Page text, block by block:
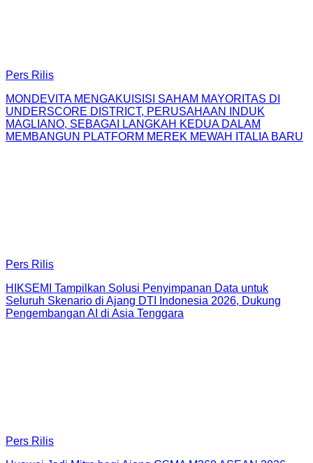
Pers Rilis
MONDEVITA MENGAKUISISI SAHAM MAYORITAS DI
UNDERSCORE DISTRICT, PERUSAHAAN INDUK
MAGLIANO, SEBAGAI LANGKAH KEDUA DALAM
MEMBANGUN PLATFORM MEREK MEWAH ITALIA BARU
Pers Rilis
HIKSEMI Tampilkan Solusi Penyimpanan Data untuk
Seluruh Skenario di Ajang DTI Indonesia 2026, Dukung
Pengembangan AI di Asia Tenggara
Pers Rilis